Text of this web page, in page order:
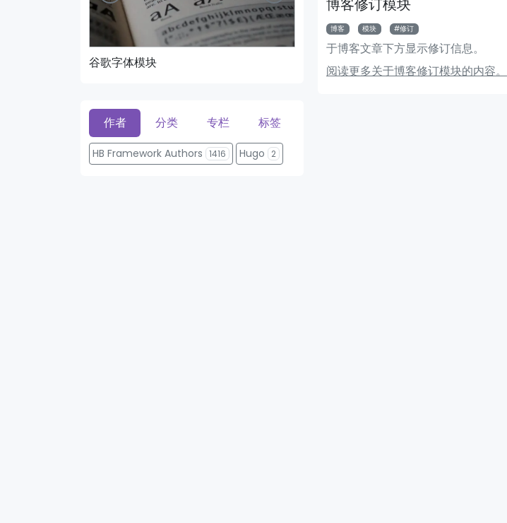
博客修订模块
博客 模块 修订
于博客文章下方显示修订信息。
阅读更多关于博客修订模块的内容。
谷歌字体模块 页头新闻模块
作者 分类 专栏 标签
HB Framework Authors 1416 Hugo 2